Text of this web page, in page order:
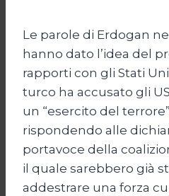
Le parole di Erdogan
hanno dato l’idea del
rapporti con gli Stati
turco ha accusato gli
un “esercito del
rispondendo alle
portavoce della
il quale sarebbero già
addestrare una forza